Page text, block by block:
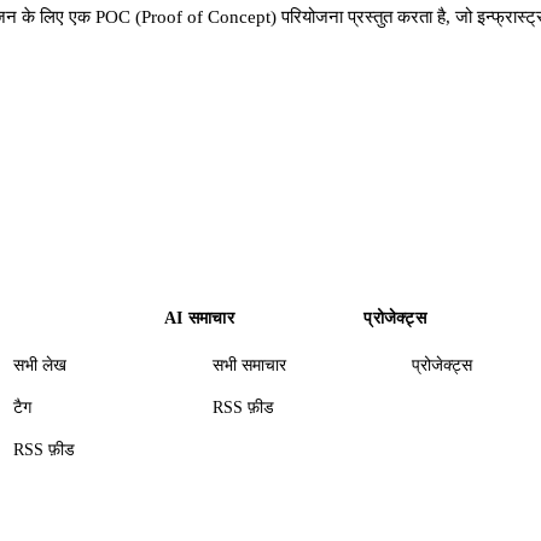
के लिए एक POC (Proof of Concept) परियोजना प्रस्तुत करता है, जो
सभी लेख
टैग
RSS फ़ीड
AI समाचार
सभी समाचार
RSS फ़ीड
प्रोजेक्ट्स
प्रोजेक्ट्स